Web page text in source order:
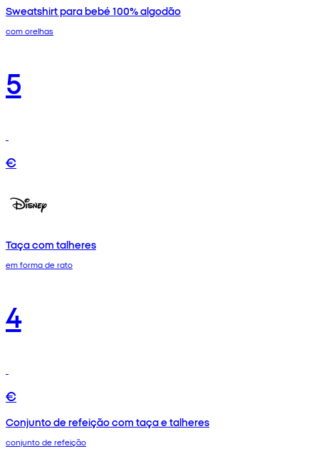
Sweatshirt para bebé 100% algodão
com orelhas
5
€
Taça com talheres
em forma de rato
4
€
Conjunto de refeição com taça e talheres
conjunto de refeição